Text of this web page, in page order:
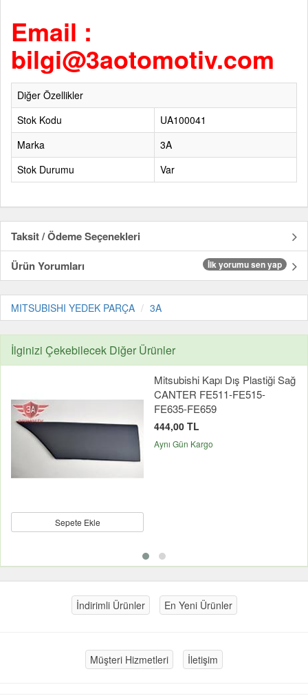
Email :
bilgi@3aotomotiv.com
Diğer Özellikler
Stok Kodu
UA100041
Marka
3A
Stok Durumu
Var
Taksit / Ödeme Seçenekleri
Ürün Yorumları
İlk yorumu sen yap
MITSUBISHI YEDEK PARÇA 3A
İlginizi Çekebilecek Diğer Ürünler
Sepete Ekle
Mitsubishi Kapı Dış Plastiği Sağ
CANTER FE511-FE515-
FE635-FE659
444,00 TL
Aynı Gün Kargo
İndirimli Ürünler En Yeni Ürünler
Müşteri Hizmetleri İletişim